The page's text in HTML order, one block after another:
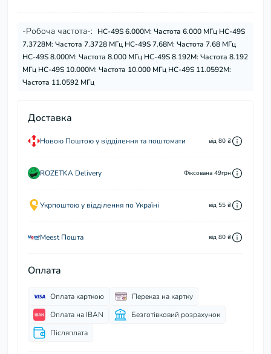
-Робоча частота-:
HC-49S 6.000M: Частота 6.000 МГц HC-49S
7.3728M: Частота 7.3728 МГц HC-49S 7.68M: Частота 7.68 МГц
HC-49S 8.000M: Частота 8.000 МГц HC-49S 8.192M: Частота 8.192
МГц HC-49S 10.000M: Частота 10.000 МГц HC-49S 11.0592M:
Частота 11.0592 МГц
Доставка
Новою Поштою у відділення та поштомати від 80 ₴
ROZETKA Delivery Фіксована 49грн
Укрпоштою у відділення по Україні від 55 ₴
Meest Пошта від 80 ₴
Оплата
Оплата карткою
Переказ на картку
Оплата на IBAN
Безготівковий розрахунок
Післяплата